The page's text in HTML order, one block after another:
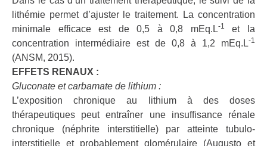
lithémie permet d’ajuster le traitement. La concentration
minimale efficace est de 0,5 à 0,8 mEq.L-1
et la
concentration intermédiaire est de 0,8 à 1,2 mEq.L-1
(ANSM, 2015).
EFFETS RENAUX :
Gluconate et carbamate de lithium :
L’exposition chronique au lithium à des doses
thérapeutiques peut entraîner une insuffisance rénale
chronique (néphrite interstitielle) par atteinte tubulo-
interstitielle et probablement glomérulaire (Augusto et